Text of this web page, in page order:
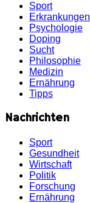
Sport
Erkrankungen
Psychologie
Doping
Sucht
Philosophie
Medizin
Ernährung
Tipps
Nachrichten
Sport
Gesundheit
Wirtschaft
Politik
Forschung
Ernährung